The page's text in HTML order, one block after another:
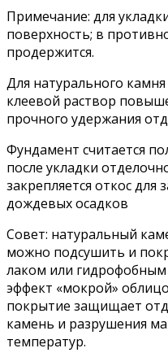
Примечание: для
поверхность; в
продержится.
Для натурального
клеевой раствор
прочного удержания
Фундамент считается
после укладки
закрепляется откос
дождевых осадков
Совет: натуральный
можно подсушить и
лаком или гидрофобным
эффект «мокрой»
покрытие защищает
камень и разрушения
температур.